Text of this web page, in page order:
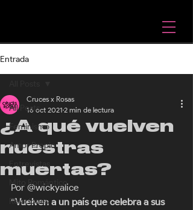
Entrada
All Posts
Feminismo
Amor Propio
Entrevistas
Mito Romántico
Relaciones
¿A qué vuelven
nuestras
muertas?
Cruces x Rosas
16 oct 2021 2 min de lectura
Por @wickyalice
“Vuelven a un país que celebra a sus